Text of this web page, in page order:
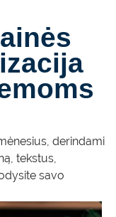
derindami
tekstus,
savo